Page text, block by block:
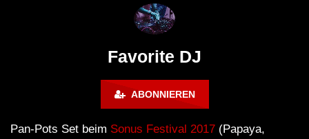
Favorite DJ
ABONNIEREN
Pan-Pots Set beim Sonus Festival 2017 (Papaya,